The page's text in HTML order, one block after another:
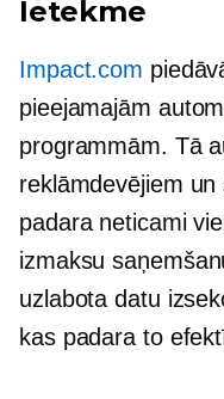
Ietekme
Impact.com
pieejamajām
programmām. Tā
reklāmdevējiem
padara neticami
izmaksu
uzlabota datu
kas padara to